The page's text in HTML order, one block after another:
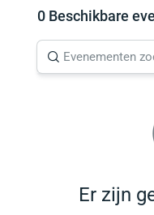
0 Beschikbare
Er zijn